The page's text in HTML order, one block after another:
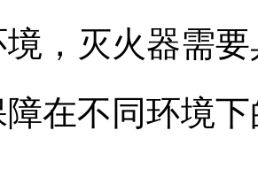
，灭火器需
在不同环境